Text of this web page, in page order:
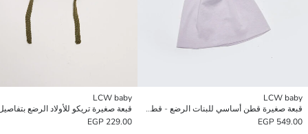
LCW baby
قبعة صغيرة قطن أساسي للبنات الرضع - قطعتين
549.00 EGP
LCW baby
قبعة صغيرة تريكو للأولاد الرضع
229.00 EGP